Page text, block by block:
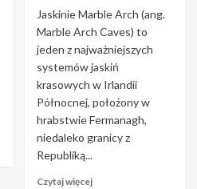
Jaskinie Marble Arch (ang.
Marble Arch Caves) to
jeden z najważniejszych
systemów jaskiń
krasowych w Irlandii
Północnej, położony w
hrabstwie Fermanagh,
niedaleko granicy z
Republiką...
Czytaj więcej